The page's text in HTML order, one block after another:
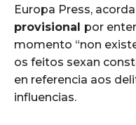
Europa Press,
provisional por
momento “non
os feitos sexan
en referencia aos
influencias.